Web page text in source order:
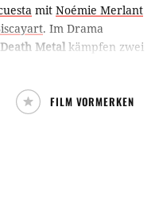
mit Noémie Merlant
. Im Drama
Metalkämpfen zwei
Erlebten.
FILM VORMERKEN